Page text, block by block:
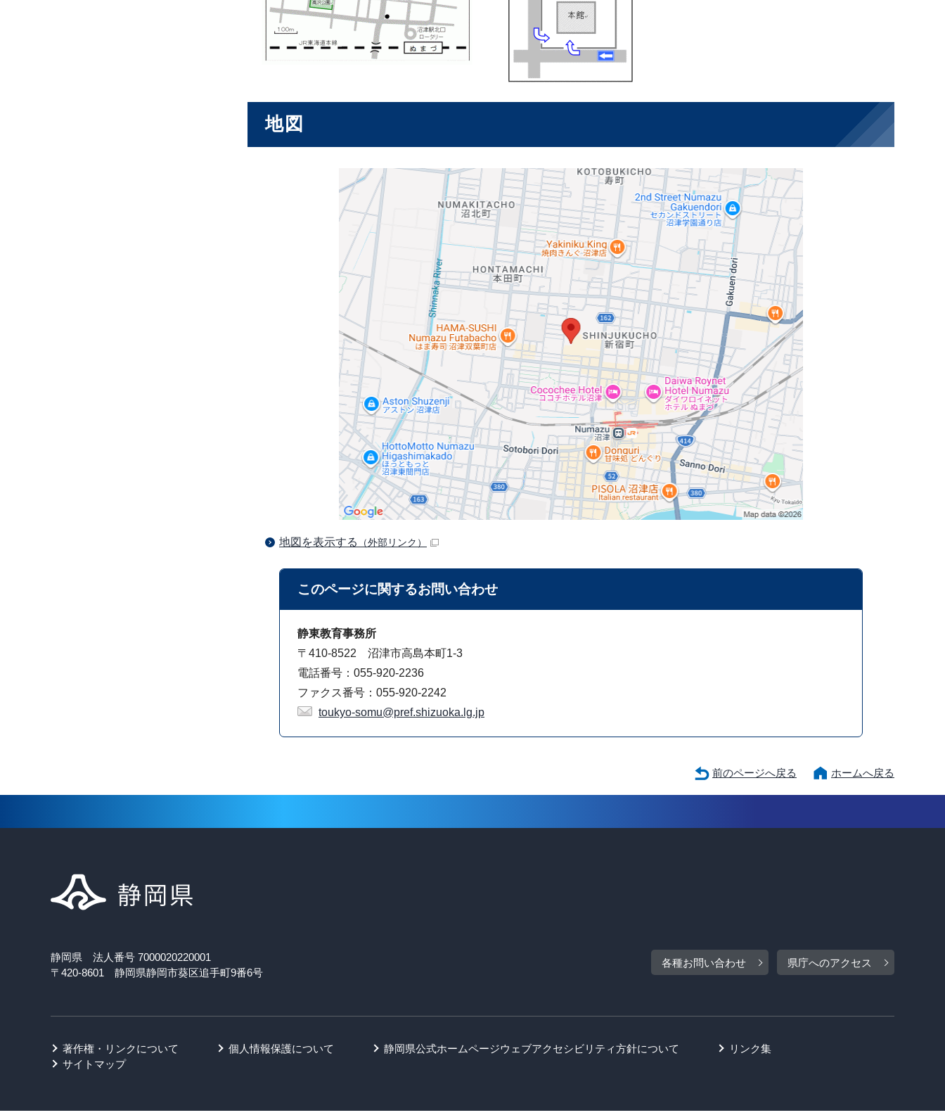
地図
地図を表示する （外部リンク）
このページに関するお問い合わせ
静東教育事務所
〒410-8522 沼津市高島本町1-3
電話番号：055-920-2236
ファクス番号：055-920-2242
toukyo-somu@pref.shizuoka.lg.jp
前のページへ戻る ホームへ戻る
静岡県 法人番号 7000020220001
〒420-8601 静岡県静岡市葵区追手町9番6号
各種お問い合わせ 県庁へのアクセス
著作権・リンクについて 個人情報保護について 静岡県公式ホームページウェブアクセシビリティ方針について
リンク集
サイトマップ